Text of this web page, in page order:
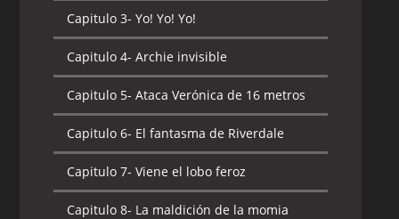
Capitulo 3- Yo! Yo! Yo!
Capitulo 4- Archie invisible
Capitulo 5- Ataca Verónica de 16 metros
Capitulo 6- El fantasma de Riverdale
Capitulo 7- Viene el lobo feroz
Capitulo 8- La maldición de la momia